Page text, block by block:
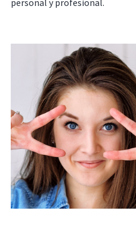
personal y profesional.